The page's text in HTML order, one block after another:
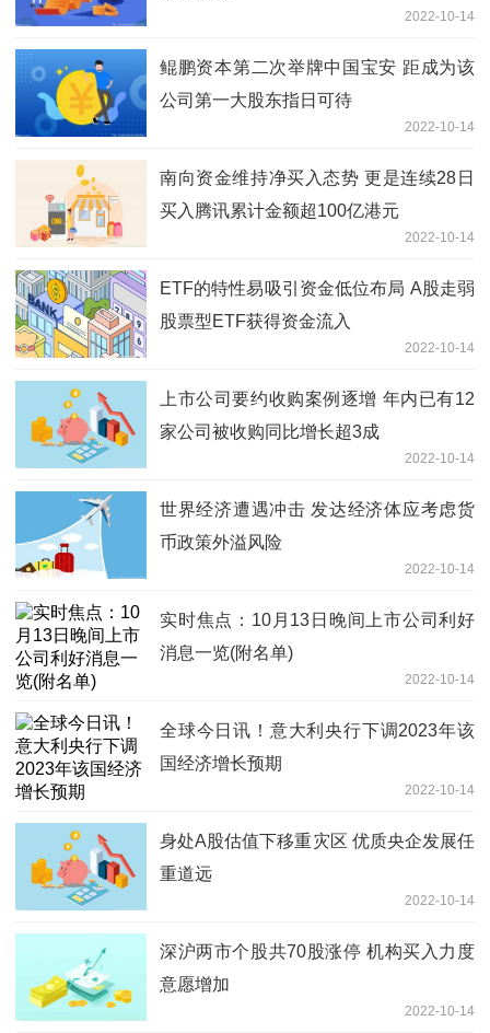
2022-10-14
鲲鹏资本第二次举牌中国宝安 距成为该
公司第一大股东指日可待
2022-10-14
南向资金维持净买入态势 更是连续28日
买入腾讯累计金额超100亿港元
2022-10-14
ETF的特性易吸引资金低位布局 A股走弱
股票型ETF获得资金流入
2022-10-14
上市公司要约收购案例逐增 年内已有12
家公司被收购同比增长超3成
2022-10-14
世界经济遭遇冲击 发达经济体应考虑货
币政策外溢风险
2022-10-14
实时焦点：10月13日晚间上市公司利好
消息一览(附名单)
2022-10-14
全球今日讯！意大利央行下调2023年该
国经济增长预期
2022-10-14
身处A股估值下移重灾区 优质央企发展任
重道远
2022-10-14
深沪两市个股共70股涨停 机构买入力度
意愿增加
2022-10-14